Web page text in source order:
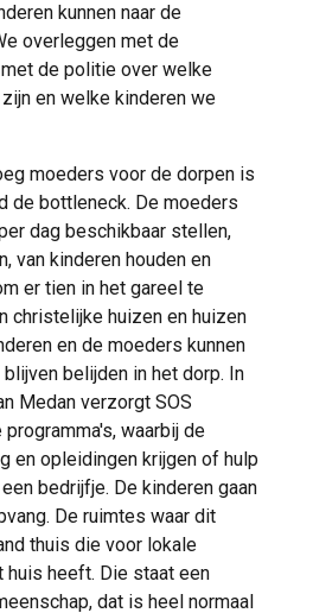
kunnen naar de
overleggen met de
de politie over welke
en welke kinderen we
moeders voor de dorpen is
de bottleneck. De moeders
dag beschikbaar stellen,
van kinderen houden en
er tien in het gareel te
christelijke huizen en huizen
en de moeders kunnen
belijden in het dorp. In
Medan verzorgt SOS
waarbij de
en opleidingen krijgen of hulp
bedrijfje. De kinderen gaan
De ruimtes waar dit
thuis die voor lokale
huis heeft. Die staat een
dat is heel normaal